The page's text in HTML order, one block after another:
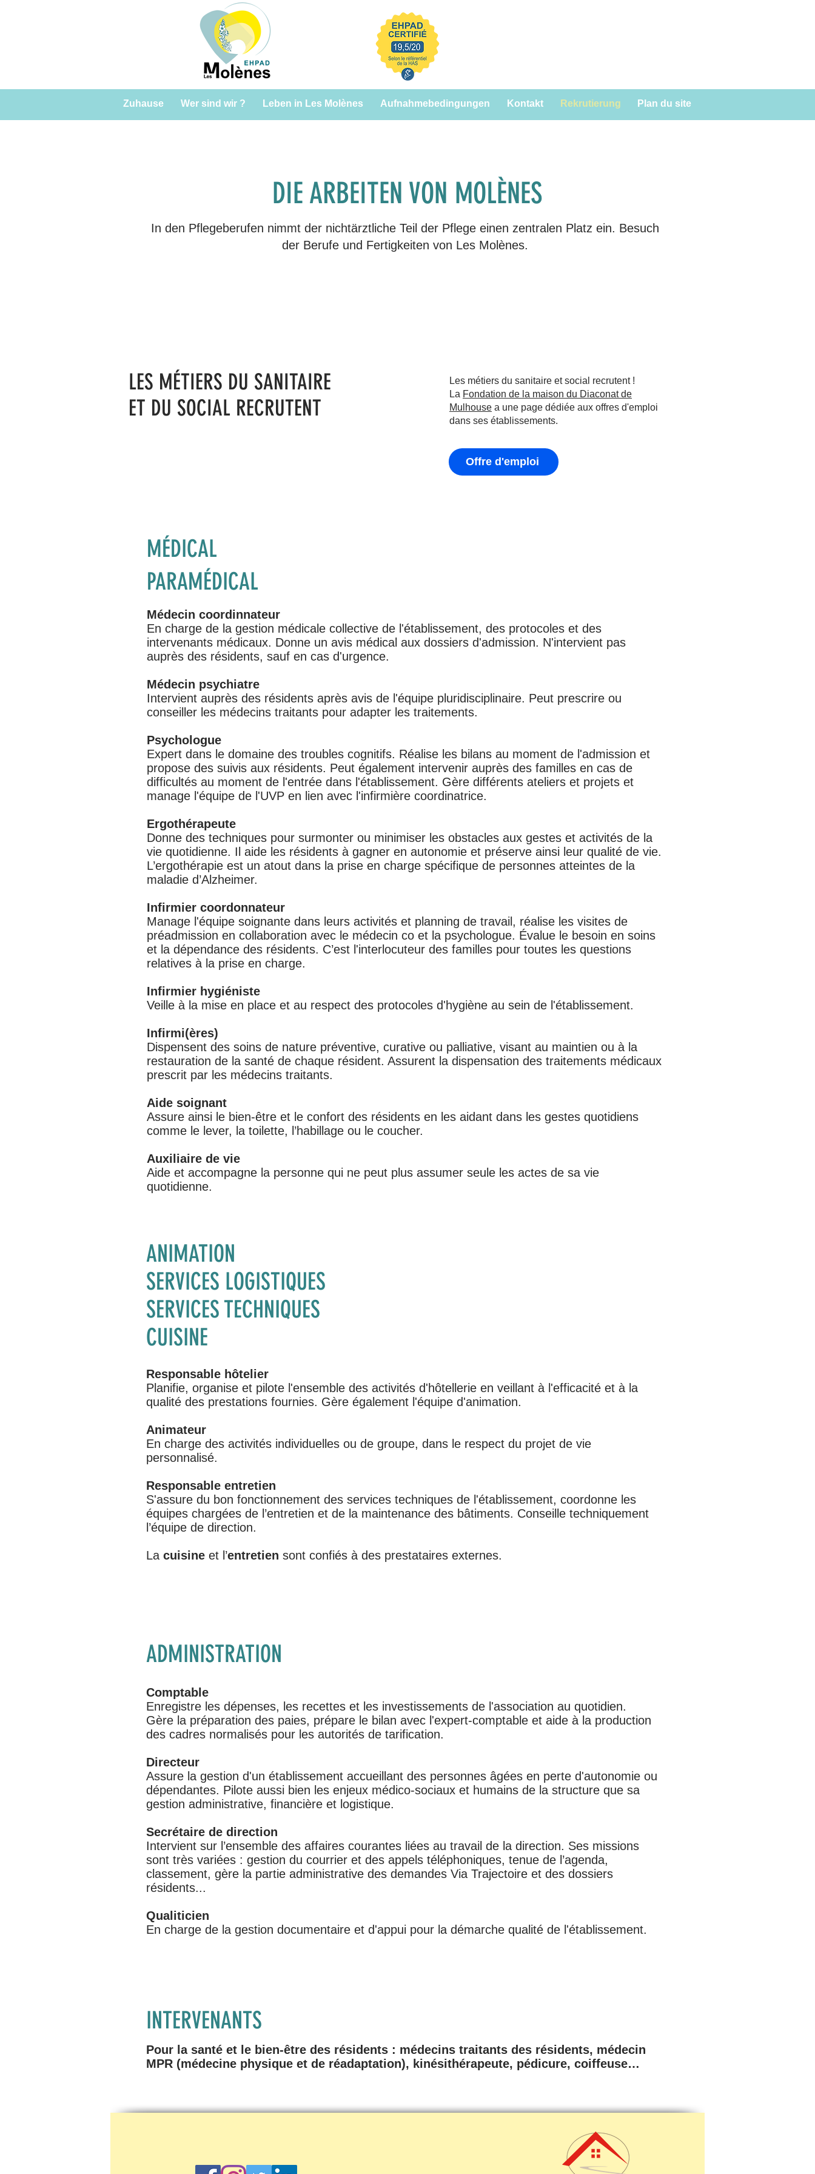
Zuhause Wer sind wir ? Leben in Les Molènes Aufnahmebedingungen Kontakt Rekrutierung Plan du site
DIE ARBEITEN VON MOLÈNES
In den Pflegeberufen nimmt der nichtärztliche Teil der Pflege einen zentralen Platz ein. Besuch
der Berufe und Fertigkeiten von Les Molènes.
LES MÉTIERS DU SANITAIRE
ET DU SOCIAL RECRUTENT
Les métiers du sanitaire et social recrutent !
La Fondation de la maison du Diaconat de
Mulhouse a une page dédiée aux offres d'emploi
dans ses établissements.
Offre d'emploi
MÉDICAL
PARAMÉDICAL
Médecin coordinnateur
En charge de la gestion médicale collective de l'établissement, des protocoles et des
intervenants médicaux. Donne un avis médical aux dossiers d'admission. N'intervient pas
auprès des résidents, sauf en cas d'urgence.
Médecin psychiatre
Intervient auprès des résidents après avis de l'équipe pluridisciplinaire. Peut prescrire ou
conseiller les médecins traitants pour adapter les traitements.
Psychologue
Expert dans le domaine des troubles cognitifs. Réalise les bilans au moment de l'admission et
propose des suivis aux résidents. Peut également intervenir auprès des familles en cas de
difficultés au moment de l'entrée dans l'établissement. Gère différents ateliers et projets et
manage l'équipe de l'UVP en lien avec l'infirmière coordinatrice.
Ergothérapeute
Donne des techniques pour surmonter ou minimiser les obstacles aux gestes et activités de la
vie quotidienne. Il aide les résidents à gagner en autonomie et préserve ainsi leur qualité de vie.
L’ergothérapie est un atout dans la prise en charge spécifique de personnes atteintes de la
maladie d’Alzheimer.
Infirmier coordonnateur
Manage l'équipe soignante dans leurs activités et planning de travail, réalise les visites de
préadmission en collaboration avec le médecin co et la psychologue. Évalue le besoin en soins
et la dépendance des résidents. C’est l'interlocuteur des familles pour toutes les questions
relatives à la prise en charge.
Infirmier hygiéniste
Veille à la mise en place et au respect des protocoles d'hygiène au sein de l'établissement.
Infirmi(ères)
Dispensent des soins de nature préventive, curative ou palliative, visant au maintien ou à la
restauration de la santé de chaque résident. Assurent la dispensation des traitements médicaux
prescrit par les médecins traitants.
Aide soignant
Assure ainsi le bien-être et le confort des résidents en les aidant dans les gestes quotidiens
comme le lever, la toilette, l’habillage ou le coucher.
Auxiliaire de vie
Aide et accompagne la personne qui ne peut plus assumer seule les actes de sa vie
quotidienne.
ANIMATION
SERVICES LOGISTIQUES
SERVICES TECHNIQUES
CUISINE
Responsable hôtelier
Planifie, organise et pilote l'ensemble des activités d'hôtellerie en veillant à l'efficacité et à la
qualité des prestations fournies. Gère également l'équipe d'animation.
Animateur
En charge des activités individuelles ou de groupe, dans le respect du projet de vie
personnalisé.
Responsable entretien
S'assure du bon fonctionnement des services techniques de l'établissement, coordonne les
équipes chargées de l’entretien et de la maintenance des bâtiments. Conseille techniquement
l’équipe de direction.
La cuisine et l’entretien sont confiés à des prestataires externes.
ADMINISTRATION
Comptable
Enregistre les dépenses, les recettes et les investissements de l'association au quotidien.
Gère la préparation des paies, prépare le bilan avec l'expert-comptable et aide à la production
des cadres normalisés pour les autorités de tarification.
Directeur
Assure la gestion d'un établissement accueillant des personnes âgées en perte d'autonomie ou
dépendantes. Pilote aussi bien les enjeux médico-sociaux et humains de la structure que sa
gestion administrative, financière et logistique.
Secrétaire de direction
Intervient sur l’ensemble des affaires courantes liées au travail de la direction. Ses missions
sont très variées : gestion du courrier et des appels téléphoniques, tenue de l’agenda,
classement, gère la partie administrative des demandes Via Trajectoire et des dossiers
résidents...
Qualiticien
En charge de la gestion documentaire et d'appui pour la démarche qualité de l'établissement.
INTERVENANTS
Pour la santé et le bien-être des résidents : médecins traitants des résidents, médecin
MPR (médecine physique et de réadaptation), kinésithérapeute, pédicure, coiffeuse…